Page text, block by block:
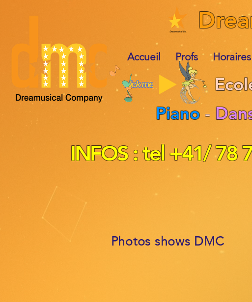
Accueil Profs Horaires
Piano -
click me
INFOS : tel +41/ 78
Photos shows DMC